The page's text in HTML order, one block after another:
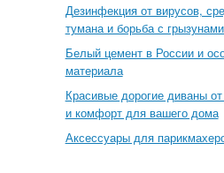
Дезинфекция от вирусов,
тумана и борьба с
Белый цемент в России и
материала
Красивые дорогие диваны
и комфорт для вашего дома
Аксессуары для